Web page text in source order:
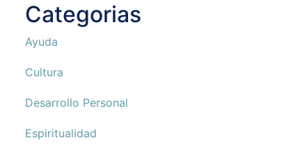
Categorias
Ayuda
Cultura
Desarrollo Personal
Espiritualidad